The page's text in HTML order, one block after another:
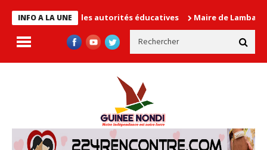
INFO A LA UNE
cause les autorités éducatives Maire de Lambanyi : Baba